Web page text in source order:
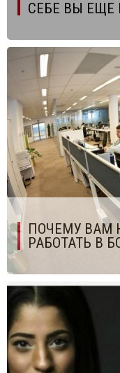
СЕБЕ ВЫ ЕЩЕ
ПОЧЕМУ ВАМ
РАБОТАТЬ В